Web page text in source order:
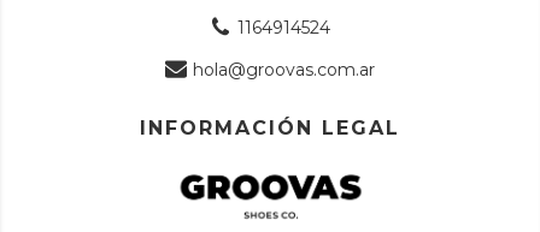
1164914524
hola@groovas.com.ar
INFORMACIÓN LEGAL